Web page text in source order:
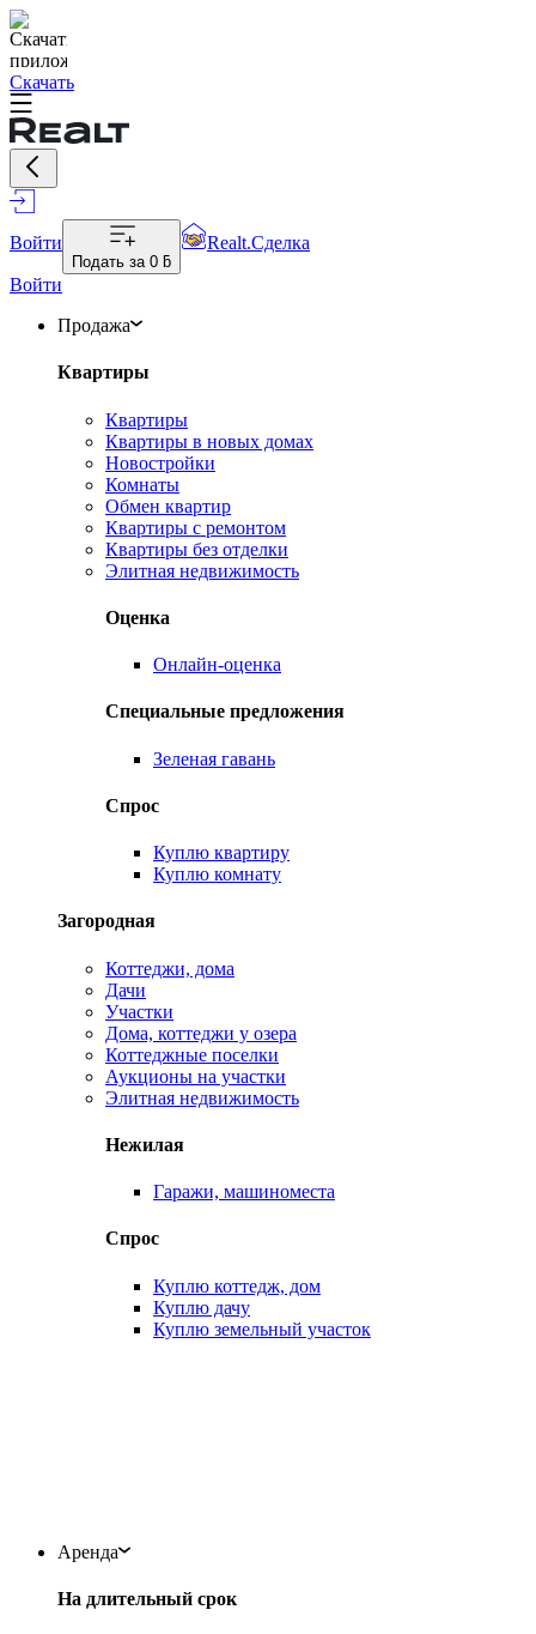
Скачать
Войти
Подать за 0 ƃ
Realt.Сделка
Войти
Продажа
Квартиры
Квартиры
Квартиры в новых домах
Новостройки
Комнаты
Обмен квартир
Квартиры с ремонтом
Квартиры без отделки
Элитная недвижимость
Оценка
Онлайн-оценка
Специальные предложения
Зеленая гавань
Спрос
Куплю квартиру
Куплю комнату
Загородная
Коттеджи, дома
Дачи
Участки
Дома, коттеджи у озера
Коттеджные поселки
Аукционы на участки
Элитная недвижимость
Нежилая
Гаражи, машиноместа
Спрос
Куплю коттедж, дом
Куплю дачу
Куплю земельный участок
Аренда
На длительный срок